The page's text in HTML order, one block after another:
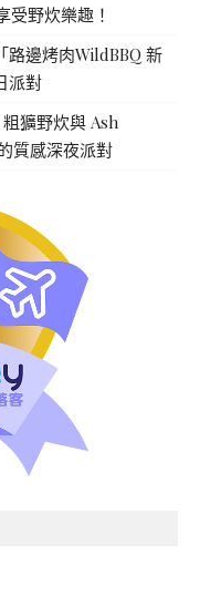
野炊樂趣！
路邊烤肉WildBBQ 新
派對
獷野炊與 Ash
質感深夜派對